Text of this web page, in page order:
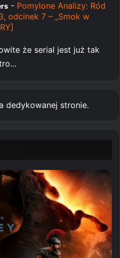
- Pomylone Analizy: Ród
odcinek 7 – „Smok w
że serial jest już tak
dedykowanej stronie.